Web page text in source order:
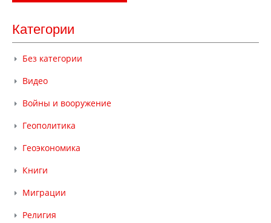
Категории
Без категории
Видео
Войны и вооружение
Геополитика
Геоэкономика
Книги
Миграции
Религия